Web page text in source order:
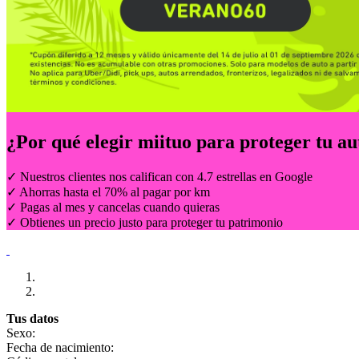
¿Por qué elegir miituo para proteger tu
✓ Nuestros clientes nos califican con 4.7 estrellas en Google
✓ Ahorras hasta el 70% al pagar por km
✓ Pagas al mes y cancelas cuando quieras
✓ Obtienes un precio justo para proteger tu patrimonio
Tus datos
Sexo:
Fecha de nacimiento: